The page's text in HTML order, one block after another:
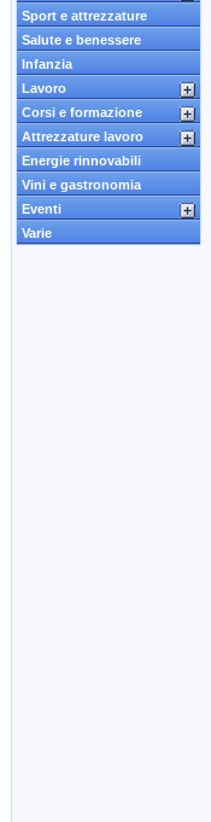
Sport e attrezzature
Salute e benessere
Infanzia
Lavoro
Corsi e formazione
Attrezzature lavoro
Energie rinnovabili
Vini e gastronomia
Eventi
Varie